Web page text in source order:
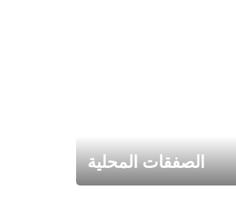
الصفقات المحلية